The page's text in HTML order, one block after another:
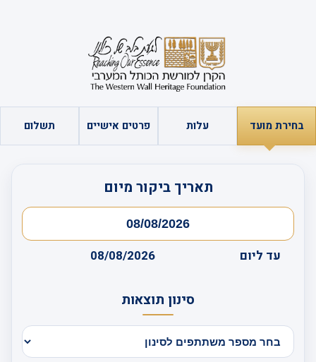
בחירת מועד עלות פרטים אישיים תשלום
תאריך ביקור מיום
עד ליום 08/08/2026
סינון תוצאות